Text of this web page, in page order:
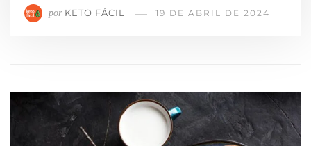
por KETO FÁCIL 19 DE ABRIL DE 2024